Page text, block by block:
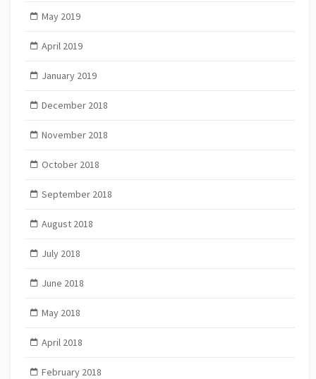
May 2019
April 2019
January 2019
December 2018
November 2018
October 2018
September 2018
August 2018
July 2018
June 2018
May 2018
April 2018
February 2018